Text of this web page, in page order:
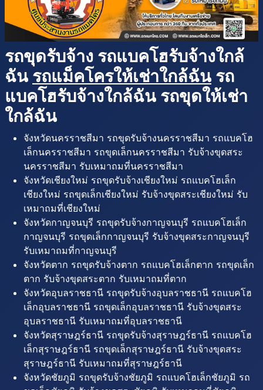
รถขุดรับจ้าง รถแบคโฮรับจ้างใกล้
ฉัน รถแม็คโครให้เช่าใกล้ฉัน รถ
แบคโฮรับจ้างใกล้ฉัน รถขุดให้เช่า
ใกล้ฉัน
จังหวัดนครราชสีมา รถขุดรับจ้างนครราชสีมา รถแบคโฮ
เล็กนครราชสีมา รถขุดเล็กนครราชสีมา รับจ้างขุดสระ
นครราชสีมา รับเหมาถมที่นครราชสีมา
จังหวัดเชียงใหม่ รถขุดรับจ้างเชียงใหม่ รถแบคโฮเล็ก
เชียงใหม่ รถขุดเล็กเชียงใหม่ รับจ้างขุดสระเชียงใหม่ รับ
เหมาถมที่เชียงใหม่
จังหวัดกาญจนบุรี รถขุดรับจ้างกาญจนบุรี รถแบคโฮเล็ก
กาญจนบุรี รถขุดเล็กกาญจนบุรี รับจ้างขุดสระกาญจนบุรี
รับเหมาถมที่กาญจนบุรี
จังหวัดตาก รถขุดรับจ้างตาก รถแบคโฮเล็กตาก รถขุดเล็ก
ตาก รับจ้างขุดสระตาก รับเหมาถมที่ตาก
จังหวัดอุบลราชธานี รถขุดรับจ้างอุบลราชธานี รถแบคโฮ
เล็กอุบลราชธานี รถขุดเล็กอุบลราชธานี รับจ้างขุดสระ
อุบลราชธานี รับเหมาถมที่อุบลราชธานี
จังหวัดสุราษฎร์ธานี รถขุดรับจ้างสุราษฎร์ธานี รถแบคโฮ
เล็กสุราษฎร์ธานี รถขุดเล็กสุราษฎร์ธานี รับจ้างขุดสระ
สุราษฎร์ธานี รับเหมาถมที่สุราษฎร์ธานี
จังหวัดชัยภูมิ รถขุดรับจ้างชัยภูมิ รถแบคโฮเล็กชัยภูมิ รถ